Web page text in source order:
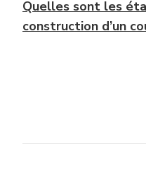
Quelles sont les
construction d’un